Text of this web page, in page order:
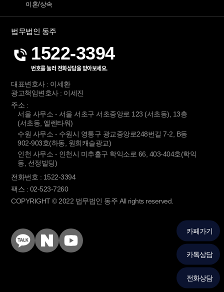
카페가기
카톡상담
전화상담
이혼/상속
법무법인 동주
1522-3394
번호를 눌러 전화상담을 받아보세요.
대표변호사 : 이세환
광고책임변호사 : 이세진
주소 :
서울 사무소 - 서울 서초구 서초중앙로 123 (서초동), 13층
(서초동, 엘렌타워)
수원 사무소 - 수원시 영통구 광교중앙로248번길 7-2, B동
902-903호(하동, 원희캐슬광교)
인천 사무소 - 인천시 미추홀구 학익소로 66, 403-404호(학익
동, 선정빌딩)
전화번호 : 1522-3394
팩스 : 02-523-7260
COPYRIGHT © 2022 법무법인 동주 All rights reserved.
KakaoTalkNaver
Blog
YouTube